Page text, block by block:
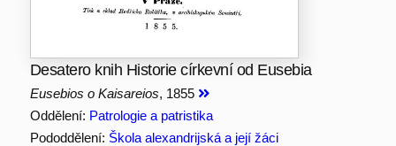
Desatero knih Historie církevní od Eusebia
Eusebios o Kaisareios, 1855
Oddělení: Patrologie a patristika
Pododdělení: Škola alexandrijská a její žáci